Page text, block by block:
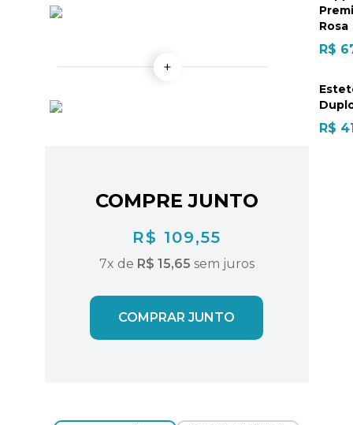
Rosa
R$
R$
COMPRE JUNTO
R$ 109,55
7x de R$ 15,65 sem juros
COMPRAR JUNTO